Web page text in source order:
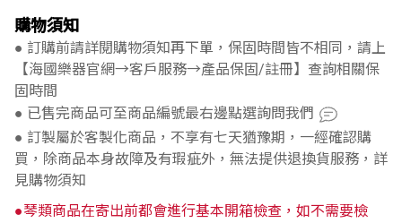
購物須知
● 訂購前請詳閱購物須知再下單，保固時間皆不相同，請上
【海國樂器官網→客戶服務→產品保固/註冊】查詢相關保
固時間
● 已售完商品可至商品編號最右邊點選詢問我們
● 訂製屬於客製化商品，不享有七天猶豫期，一經確認購
買，除商品本身故障及有瑕疵外，無法提供退換貨服務，詳
見購物須知
●琴類商品在寄出前都會進行基本開箱檢查，如不需要檢